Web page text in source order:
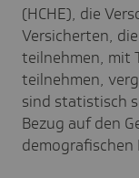
(HCHE), die
Versicherten,
teilnehmen, mit
teilnehmen,
sind statistisch
Bezug auf den
demografischen